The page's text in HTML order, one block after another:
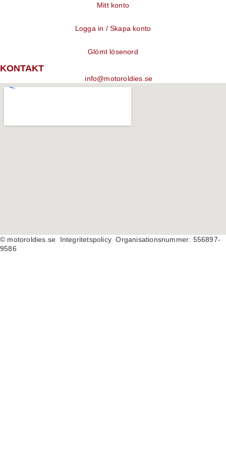
Mitt konto
Logga in / Skapa konto
Glömt lösenord
KONTAKT
info@motoroldies.se
© motoroldies.se
Integritetspolicy Organisationsnummer: 556897-
9586